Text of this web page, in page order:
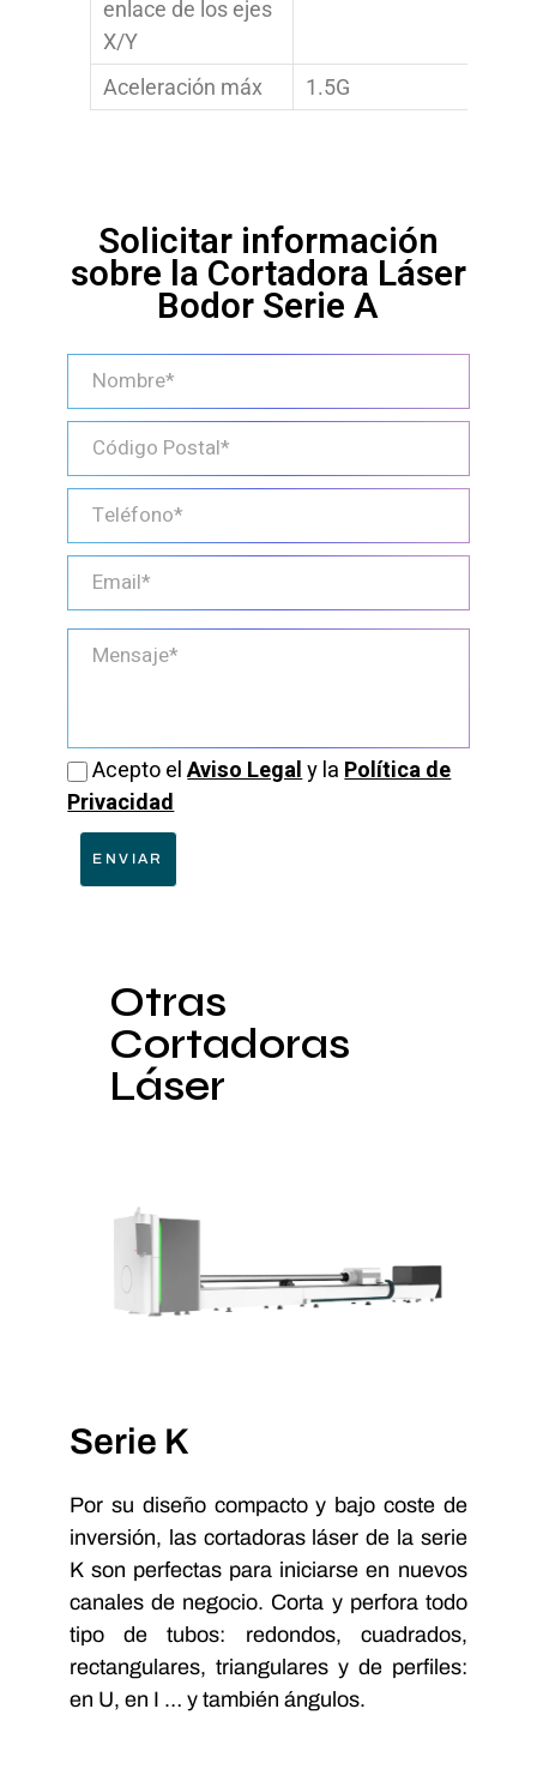
enlace de los ejes
X/Y
Aceleración máx
1.5G
Solicitar información
sobre la Cortadora Láser
Bodor Serie A
Acepto elAviso Legaly laPolítica de
Privacidad
ENVIAR
Otras
Cortadoras
Láser
Serie K
Por su diseño compacto y bajo coste de
inversión, las cortadoras láser de la serie
K son perfectas para iniciarse en nuevos
canales de negocio. Corta y perfora todo
tipo de tubos: redondos, cuadrados,
rectangulares, triangulares y de perfiles:
en U, en I … y también ángulos.